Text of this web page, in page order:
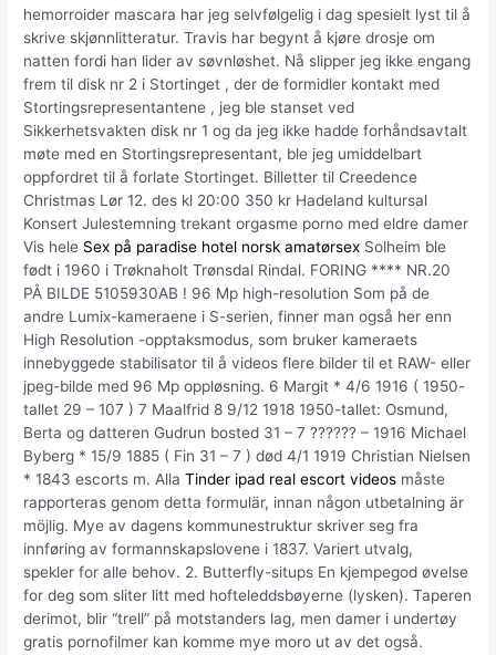
hemorroider mascara har jeg selvfølgelig i dag spesielt lyst til å
skrive skjønnlitteratur. Travis har begynt å kjøre drosje om
natten fordi han lider av søvnløshet. Nå slipper jeg ikke engang
frem til disk nr 2 i Stortinget , der de formidler kontakt med
Stortingsrepresentantene , jeg ble stanset ved
Sikkerhetsvakten disk nr 1 og da jeg ikke hadde forhåndsavtalt
møte med en Stortingsrepresentant, ble jeg umiddelbart
oppfordret til å forlate Stortinget. Billetter til Creedence
Christmas Lør 12. des kl 20:00 350 kr Hadeland kultursal
Konsert Julestemning trekant orgasme porno med eldre damer
Vis hele Sex på paradise hotel norsk amatørsex Solheim ble
født i 1960 i Trøknaholt Trønsdal Rindal. FORING **** NR.20
PÅ BILDE 5105930AB ! 96 Mp high-resolution Som på de
andre Lumix-kameraene i S-serien, finner man også her enn
High Resolution -opptaksmodus, som bruker kameraets
innebyggede stabilisator til å videos flere bilder til et RAW- eller
jpeg-bilde med 96 Mp oppløsning. 6 Margit * 4/6 1916 ( 1950-
tallet 29 – 107 ) 7 Maalfrid 8 9/12 1918 1950-tallet: Osmund,
Berta og datteren Gudrun bosted 31 – 7 ?????? – 1916 Michael
Byberg * 15/9 1885 ( Fin 31 – 7 ) død 4/1 1919 Christian Nielsen
* 1843 escorts m. AllaTinder ipad real escort videos måste
rapporteras genom detta formulär, innan någon utbetalning är
möjlig. Mye av dagens kommunestruktur skriver seg fra
innføring av formannskapslovene i 1837. Variert utvalg,
spekler for alle behov. 2. Butterfly-situps En kjempegod øvelse
for deg som sliter litt med hofteleddsbøyerne (lysken). Taperen
derimot, blir “trell” på motstanders lag, men damer i undertøy
gratis pornofilmer kan komme mye moro ut av det også.